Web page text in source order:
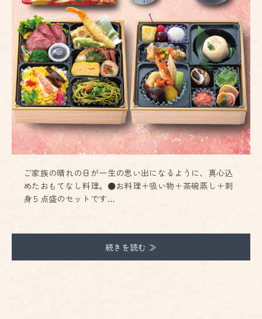
ご家族の晴れの日が一生の思い出になるように、真心込
めたおもてなし料理。●お料理＋吸い物＋茶碗蒸し＋刺
身５点盛のセットです…
続きを読む ≫